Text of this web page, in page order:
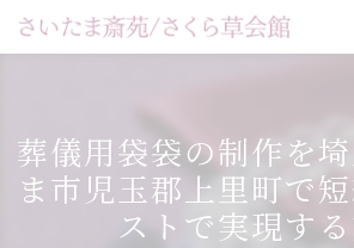
葬儀用袋袋の制作を
ま市児玉郡上里町で
ストで実現す